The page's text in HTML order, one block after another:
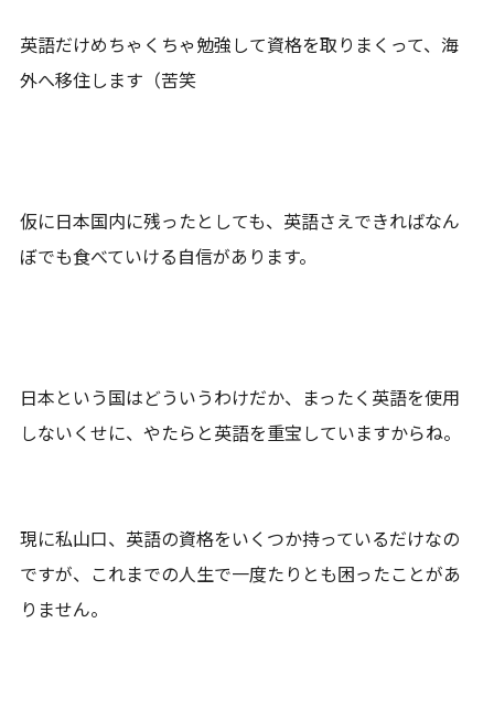
英語だけめちゃくちゃ勉強して資格を取りまくって、海
外へ移住します（苦笑
仮に日本国内に残ったとしても、英語さえできればなん
ぼでも食べていける自信があります。
日本という国はどういうわけだか、まったく英語を使用
しないくせに、やたらと英語を重宝していますからね。
現に私山口、英語の資格をいくつか持っているだけなの
ですが、これまでの人生で一度たりとも困ったことがあ
りません。